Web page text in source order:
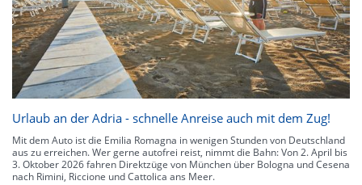
Urlaub an der Adria - schnelle Anreise auch mit dem Zug!
Mit dem Auto ist die Emilia Romagna in wenigen Stunden von Deutschland
aus zu erreichen. Wer gerne autofrei reist, nimmt die Bahn: Von 2. April bis
3. Oktober 2026 fahren Direktzüge von München über Bologna und Cesena
nach Rimini, Riccione und Cattolica ans Meer.